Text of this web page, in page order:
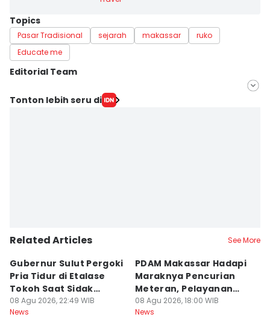
Topics
Pasar Tradisional sejarah makassar
ruko
Educate me
Editorial Team
Editor
Tonton lebih seru di
Related Articles See More
Gubernur Sulut Pergoki
Pria Tidur di Etalase
Tokoh Saat Sidak
Gedung
08 Agu 2026, 22:49 WIB
News
PDAM Makassar Hadapi
Maraknya Pencurian
Meteran, Pelayanan
Ikut Terdampak
08 Agu 2026, 18:00 WIB
News